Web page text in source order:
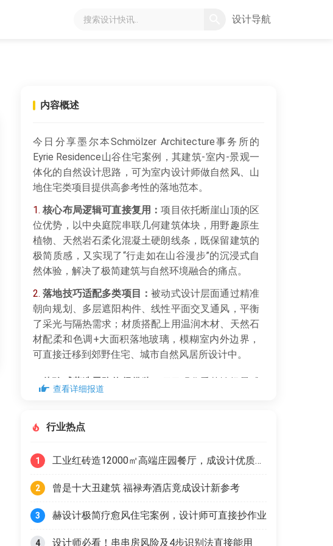
设计导航
内容概述
今日分享墨尔本Schmölzer Architecture事务所的
Eyrie Residence山谷住宅案例，其建筑-室内-景观一
体化的自然设计思路，可为室内设计师做自然风、山
地住宅类项目提供高参考性的落地范本。
1. 核心布局逻辑可直接复用：项目依托断崖山顶的区
位优势，以中央庭院串联几何建筑体块，用野趣原生
植物、天然岩石柔化混凝土硬朗线条，既保留建筑的
极简质感，又实现了“行走如在山谷漫步”的沉浸式自
然体验，解决了极简建筑与自然环境融合的痛点。
2. 落地技巧适配多类项目：被动式设计层面通过精准
朝向规划、多层遮阳构件、线性平面交叉通风，平衡
了采光与隔热需求；材质搭配上用温润木材、天然石
材配柔和色调+大面积落地玻璃，模糊室内外边界，
可直接迁移到郊野住宅、城市自然风居所设计中。
体验感营造思路值得借鉴：
项目强化季节性场景感
知，通过直角延伸露台划分功能动线、分区设置私
硬装思维，强化空间的场景情绪价值。
查看详细报道
行业热点
1 工业红砖造12000㎡高端庄园餐厅，成设计优质范本
2 曾是十大丑建筑 福禄寿酒店竟成设计新参考
3 赫设计极简疗愈风住宅案例，设计师可直接抄作业
4 设计师必看！串串房风险及4步识别法直接能用